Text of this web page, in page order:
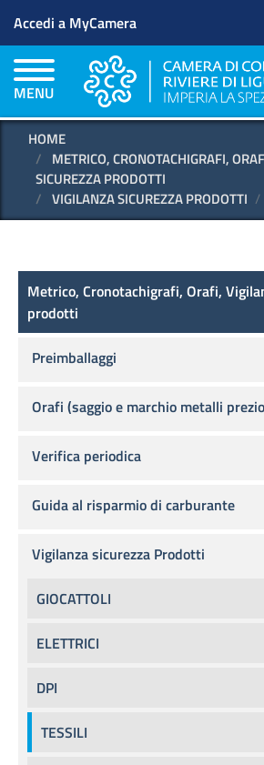
principale
Menu profilo utente
Accedi a MyCamera
MENU
HOME
METRICO, CRONOTACHIGRAFI,
SICUREZZA PRODOTTI
VIGILANZA SICUREZZA PRODOTTI
Metrico, Cronotachigrafi,
Metrico, Cronotachigrafi, Orafi,
prodotti
Preimballaggi
Orafi (saggio e marchio metalli
Verifica periodica
Guida al risparmio di carburante
Vigilanza sicurezza Prodotti
GIOCATTOLI
ELETTRICI
DPI
TESSILI